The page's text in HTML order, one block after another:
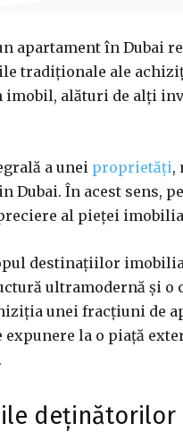
apartament în Dubai
tradiționale ale
imobil, alături de alți
a unei proprietăți,
Dubai. În acest
al pieței
destinațiilor
ultramodernă și o
unei fracțiuni de
la o piață
deținătorilor